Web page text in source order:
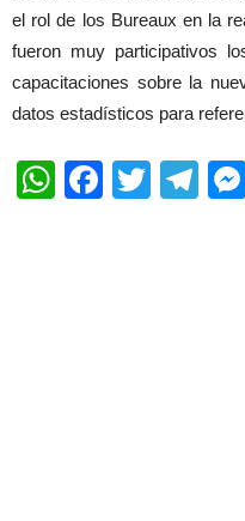
el rol de los Bureaux en la
fueron muy participativos
capacitaciones sobre la
datos estadísticos para
WhatsApp